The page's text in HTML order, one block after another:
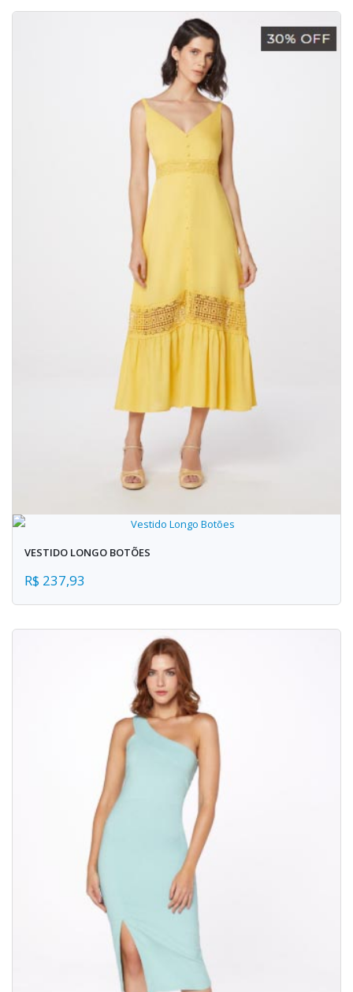
VESTIDO LONGO BOTÕES
R$ 237,93